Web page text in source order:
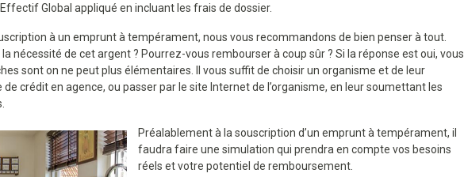
Effectif Global appliqué en incluant les frais de dossier.
à un emprunt à tempérament, nous vous recommandons de bien penser à tout.
nécessité de cet argent ? Pourrez-vous rembourser à coup sûr ? Si la réponse est oui, vous
sont on ne peut plus élémentaires. Il vous suffit de choisir un organisme et de leur
crédit en agence, ou passer par le site Internet de l’organisme, en leur soumettant les
Préalablement à la souscription d’un emprunt à tempérament, il
faudra faire une simulation qui prendra en compte vos besoins
réels et votre potentiel de remboursement.